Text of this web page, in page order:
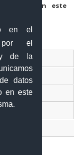
en el
el
y de la
datos
en este
y web en este